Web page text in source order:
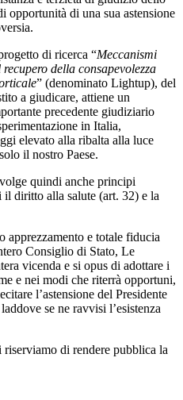
opportunità di una sua astensione
di ricerca “Meccanismi
della consapevolezza
” (denominato Lightup), del
a giudicare, attiene un
precedente giudiziario
in Italia,
elevato alla ribalta alla luce
il nostro Paese.
quindi anche principi
diritto alla salute (art. 32) e la
apprezzamento e totale fiducia
Consiglio di Stato, Le
vicenda e si opus di adottare i
e nei modi che riterrà opportuni,
l’astensione del Presidente
se ne ravvisi l’esistenza
riserviamo di rendere pubblica la